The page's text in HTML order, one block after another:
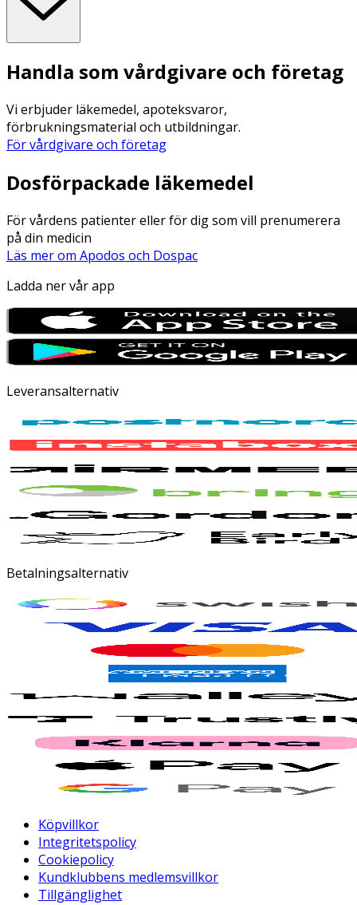
Handla som vårdgivare och företag
Vi erbjuder läkemedel, apoteksvaror,
förbrukningsmaterial och utbildningar.
För vårdgivare och företag
Dosförpackade läkemedel
För vårdens patienter eller för dig som vill prenumerera
på din medicin
Läs mer om Apodos och Dospac
Ladda ner vår app
Leveransalternativ
Betalningsalternativ
Köpvillkor
Integritetspolicy
Cookiepolicy
Kundklubbens medlemsvillkor
Tillgänglighet